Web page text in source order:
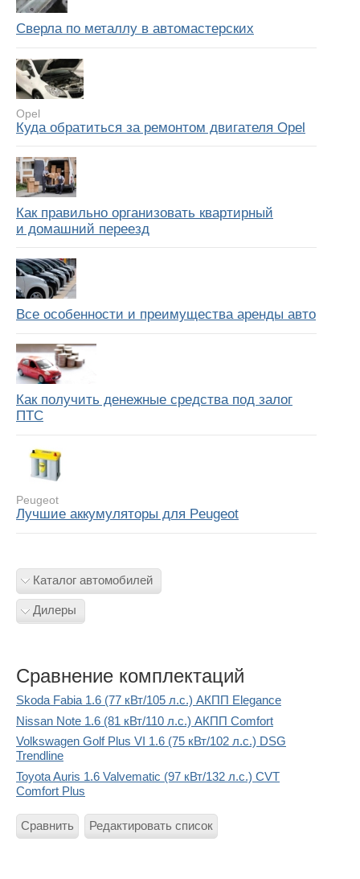
Сверла по металлу в автомастерских
Opel
Куда обратиться за ремонтом двигателя Opel
Как правильно организовать квартирный
и домашний переезд
Все особенности и преимущества аренды авто
Как получить денежные средства под залог
ПТС
Peugeot
Лучшие аккумуляторы для Peugeot
Каталог автомобилей
Дилеры
Сравнение комплектаций
Skoda Fabia 1.6 (77 кВт/105 л.с.) АКПП Elegance
Nissan Note 1.6 (81 кВт/110 л.с.) АКПП Comfort
Volkswagen Golf Plus VI 1.6 (75 кВт/102 л.с.) DSG
Trendline
Toyota Auris 1.6 Valvematic (97 кВт/132 л.с.) CVT
Comfort Plus
Сравнить Редактировать список